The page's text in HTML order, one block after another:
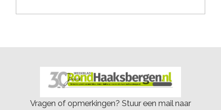
Vragen of opmerkingen? Stuur een mail naar